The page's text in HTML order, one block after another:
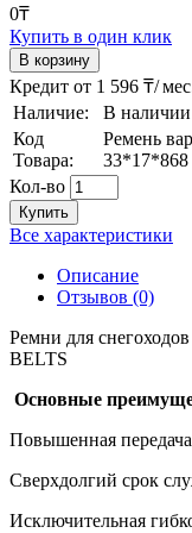
0₸
Купить в один клик
Кредит от 1 596 ₸/
Наличие:
В наличии
Код
Товара:
Ремень
33*17*868
Кол-во
Купить
Все характеристики
Описание
Отзывов (0)
Ремни для
BELTS
Основные
Повышенная
Сверхдолгий срок
Исключительная